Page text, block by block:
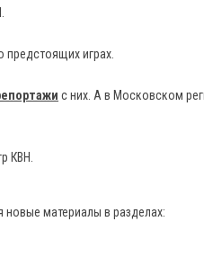
играх.
с них. А в Московском
КВН.
новые материалы в разделах: